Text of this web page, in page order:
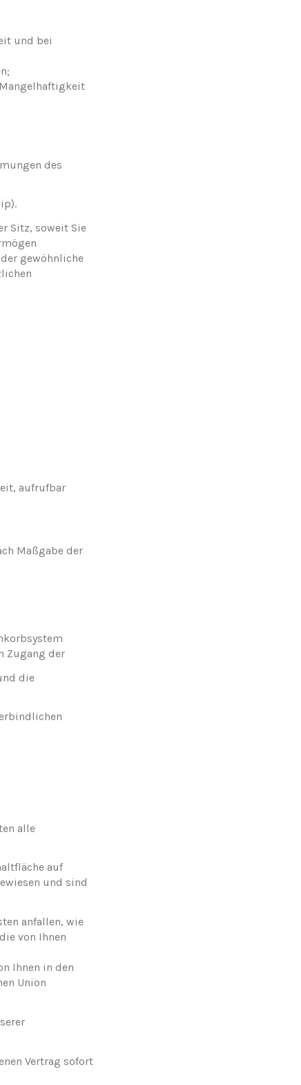
und bei
des
Sitz, soweit Sie
gewöhnliche
aufrufbar
Maßgabe der
Zugang der
die
alle
auf
und sind
anfallen, wie
von Ihnen
Ihnen in den
Union
Vertrag sofort